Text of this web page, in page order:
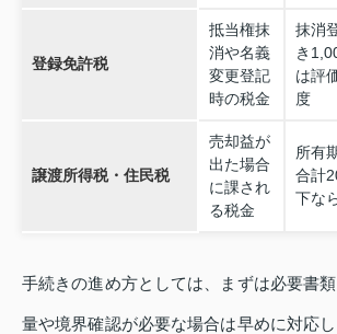
登録免許税
抵当権抹
消や名義
変更登記
時の税金
抹消
き
は評
度
譲渡所得税・住民税
売却益が
出た場合
に課され
る税金
所有
合計
下な
手続きの進め方としては、まずは必要書
量や境界確認が必要な場合は早めに対応